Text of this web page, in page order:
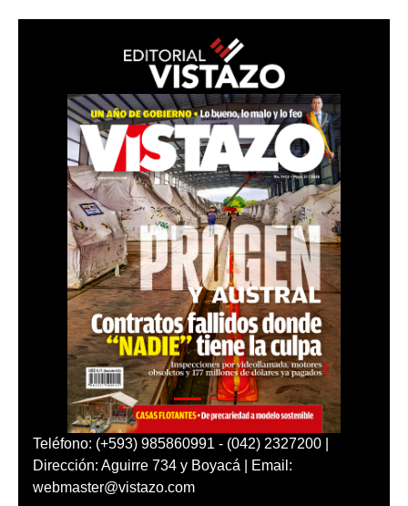
Teléfono: (+593) 985860991 - (042) 2327200 |
Dirección: Aguirre 734 y Boyacá | Email:
webmaster@vistazo.com